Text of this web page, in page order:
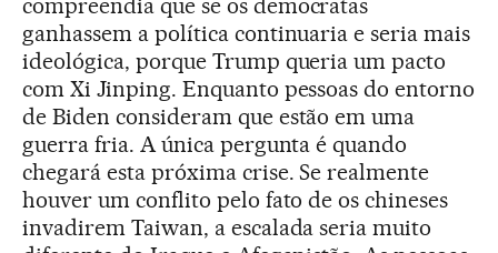
ganhassem a política continuaria e seria mais
ideológica, porque Trump queria um pacto
com Xi Jinping. Enquanto pessoas do entorno
de Biden consideram que estão em uma
guerra fria. A única pergunta é quando
chegará esta próxima crise. Se realmente
houver um conflito pelo fato de os chineses
invadirem Taiwan, a escalada seria muito